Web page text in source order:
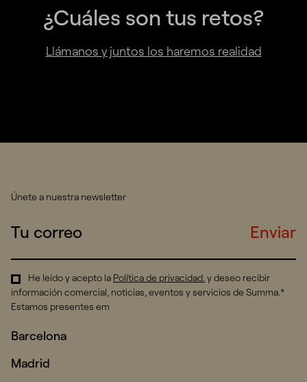
¿Cuáles son tus retos?
Llámanos y juntos los haremos realidad
Únete a nuestra newsletter
Enviar
He leído y acepto la Política de privacidad. y deseo recibir
información comercial, noticias, eventos y servicios de Summa.*
Estamos presentes em
Barcelona
Madrid